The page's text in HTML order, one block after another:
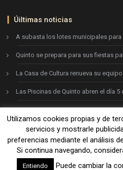
Úiltimas noticias
A subasta los lotes municipales para
Quinto se prepara para sus fiestas
La Casa de Cultura renueva su
Las Piscinas de Quinto abren el día 5
Ayto. de
Aviso legal-Política de
Utilizamos cookies propias y de
servicios y mostrarle
preferencias mediante el análisis
Si continua navegando,
Entiendo Puede cambiar la